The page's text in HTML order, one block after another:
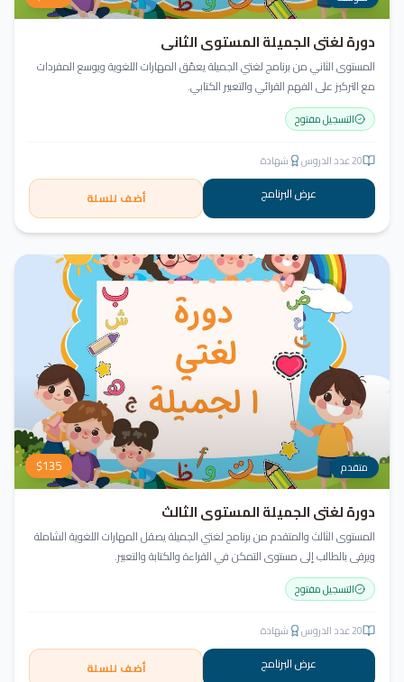
دورة لغتي الجميلة المستوى الثاني
المستوى الثاني من برنامج لغتي الجميلة يعمّق المهارات اللغوية ويوسع المفردات
مع التركيز على الفهم القرائي والتعبير الكتابي.
التسجيل مفتوح
20عدد الدروس شهادة
عرض البرنامج أضف للسلة
متقدم $135
دورة لغتي الجميلة المستوى الثالث
المستوى الثالث والمتقدم من برنامج لغتي الجميلة يصقل المهارات اللغوية الشاملة
ويرقى بالطالب إلى مستوى التمكن في القراءة والكتابة والتعبير.
التسجيل مفتوح
20عدد الدروس شهادة
عرض البرنامج أضف للسلة